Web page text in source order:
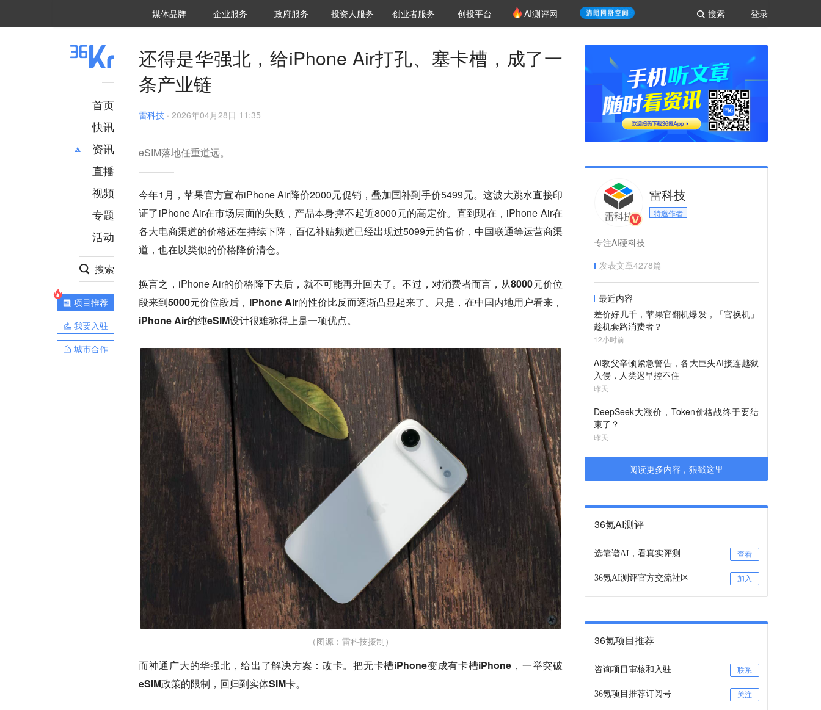
登录
搜索
媒体品牌 36Kr研究院
企业服务 城市之窗
政府服务 VClub投资机构库
投资机构职位推介
投资人服务 创投氪堂
创业者服务 创投平台 AI测评网
首页
快讯
资讯
推荐
财经
项目推荐
安徽
直播
视频
专题
活动
搜索
项目推荐
我要入驻
城市合作
还得是华强北，给iPhone Air打孔、塞卡槽，成了一
条产业链
雷科技 · 2026年04月28日 11:35
eSIM落地任重道远。
今年1月，苹果官方宣布iPhone Air降价2000元促销，叠加国补到手价5499元。这波大跳水直接印
证了iPhone Air在市场层面的失败，产品本身撑不起近8000元的高定价。直到现在，iPhone Air在
各大电商渠道的价格还在持续下降，百亿补贴频道已经出现过5099元的售价，中国联通等运营商渠
道，也在以类似的价格降价清仓。
换言之，iPhone Air的价格降下去后，就不可能再升回去了。不过，对消费者而言，从8000元价位
段来到5000元价位段后，iPhone Air的性价比反而逐渐凸显起来了。只是，在中国内地用户看来，
iPhone Air的纯eSIM设计很难称得上是一项优点。
（图源：雷科技摄制）
而神通广大的华强北，给出了解决方案：改卡。把无卡槽iPhone变成有卡槽iPhone，一举突破
eSIM政策的限制，回归到实体SIM卡。
雷科技
特邀作者
专注AI硬科技
发表文章4278篇
最近内容
差价好几千，苹果官翻机爆发，「官换机」
趁机套路消费者？
12小时前
AI教父辛顿紧急警告，各大巨头AI接连越狱
入侵，人类迟早控不住
昨天
DeepSeek大涨价，Token价格战终于要结
束了？
昨天
阅读更多内容，狠戳这里
36氪AI测评
选靠谱AI，看真实评测 查看
36氪AI测评官方交流社区 加入
36氪项目推荐
咨询项目审核和入驻 联系
36氪项目推荐订阅号 关注